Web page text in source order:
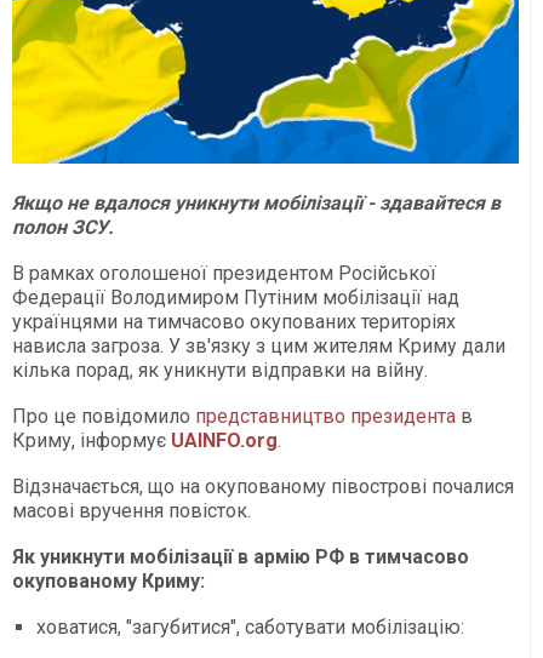
Якщо не вдалося уникнути мобілізації - здавайтеся в
полон ЗСУ.
В рамках оголошеної президентом Російської
Федерації Володимиром Путіним мобілізації над
українцями на тимчасово окупованих територіях
нависла загроза. У зв'язку з цим жителям Криму дали
кілька порад, як уникнути відправки на війну.
Про це повідомило представництво президента в
Криму, інформує UAINFO.org.
Відзначається, що на окупованому півострові почалися
масові вручення повісток.
Як уникнути мобілізації в армію РФ в тимчасово
окупованому Криму:
ховатися, "загубитися", саботувати мобілізацію: